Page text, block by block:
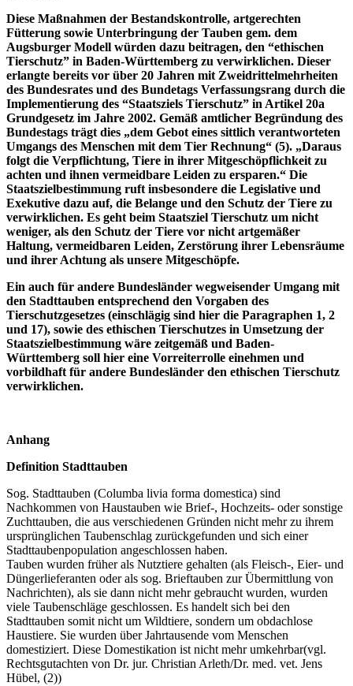
Diese Maßnahmen der Bestandskontrolle, artgerechten
Fütterung sowie Unterbringung der Tauben gem. dem
Augsburger Modell würden dazu beitragen, den “ethischen
Tierschutz” in Baden-Württemberg zu verwirklichen. Dieser
erlangte bereits vor über 20 Jahren mit Zweidrittelmehrheiten
des Bundesrates und des Bundetags Verfassungsrang durch die
Implementierung des “Staatsziels Tierschutz” in Artikel 20a
Grundgesetz im Jahre 2002. Gemäß amtlicher Begründung des
Bundestags trägt dies „dem Gebot eines sittlich verantworteten
Umgangs des Menschen mit dem Tier Rechnung“ (5). „Daraus
folgt die Verpflichtung, Tiere in ihrer Mitgeschöpflichkeit zu
achten und ihnen vermeidbare Leiden zu ersparen.“ Die
Staatszielbestimmung ruft insbesondere die Legislative und
Exekutive dazu auf, die Belange und den Schutz der Tiere zu
verwirklichen. Es geht beim Staatsziel Tierschutz um nicht
weniger, als den Schutz der Tiere vor nicht artgemäßer
Haltung, vermeidbaren Leiden, Zerstörung ihrer Lebensräume
und ihrer Achtung als unsere Mitgeschöpfe.
Ein auch für andere Bundesländer wegweisender Umgang mit
den Stadttauben entsprechend den Vorgaben des
Tierschutzgesetzes (einschlägig sind hier die Paragraphen 1, 2
und 17), sowie des ethischen Tierschutzes in Umsetzung der
Staatszielbestimmung wäre zeitgemäß und Baden-
Württemberg soll hier eine Vorreiterrolle einehmen und
vorbildhaft für andere Bundesländer den ethischen Tierschutz
verwirklichen.
Anhang
Definition Stadttauben
Sog. Stadttauben (Columba livia forma domestica) sind
Nachkommen von Haustauben wie Brief-, Hochzeits- oder sonstige
Zuchttauben, die aus verschiedenen Gründen nicht mehr zu ihrem
ursprünglichen Taubenschlag zurückgefunden und sich einer
Stadttaubenpopulation angeschlossen haben.
Tauben wurden früher als Nutztiere gehalten (als Fleisch-, Eier- und
Düngerlieferanten oder als sog. Brieftauben zur Übermittlung von
Nachrichten), als sie dann nicht mehr gebraucht wurden, wurden
viele Taubenschläge geschlossen. Es handelt sich bei den
Stadttauben somit nicht um Wildtiere, sondern um obdachlose
Haustiere. Sie wurden über Jahrtausende vom Menschen
domestiziert. Diese Domestikation ist nicht mehr umkehrbar(vgl.
Rechtsgutachten von Dr. jur. Christian Arleth/Dr. med. vet. Jens
Hübel, (2))